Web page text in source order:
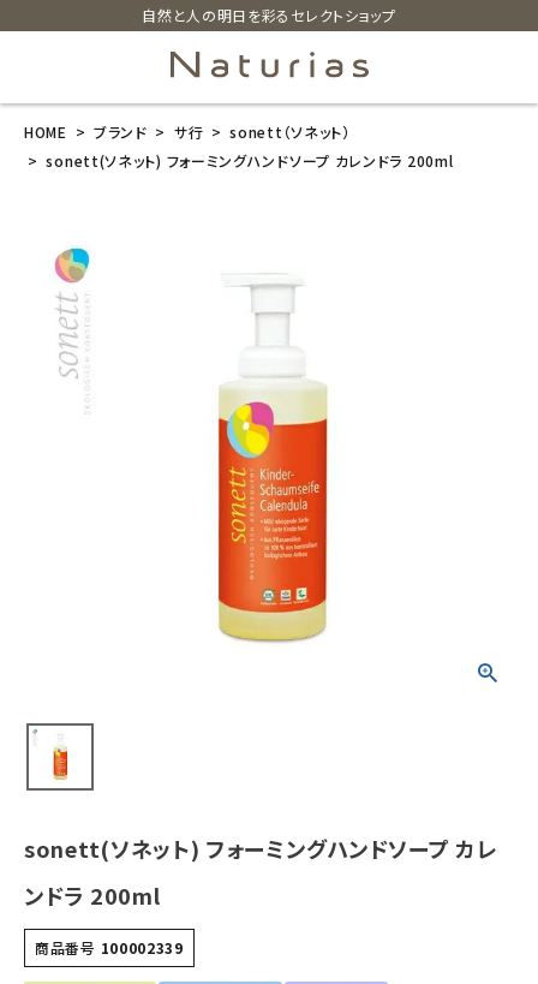
自然と人の明日を彩るセレクトショップ
search
sonett(ソネッ
ト) フォーミン
カテゴリーから探す
美容・コスメ・香水
衛生用品
日用品雑貨
フェムケア
HOME ブランド サ行
sonett（ソネット）
sonett(ソネット) フォーミングハンドソープ カレンドラ 200ml
sonett(ソネット) フォーミングハンドソープ カレ
ンドラ 200ml
商品番号 100002339